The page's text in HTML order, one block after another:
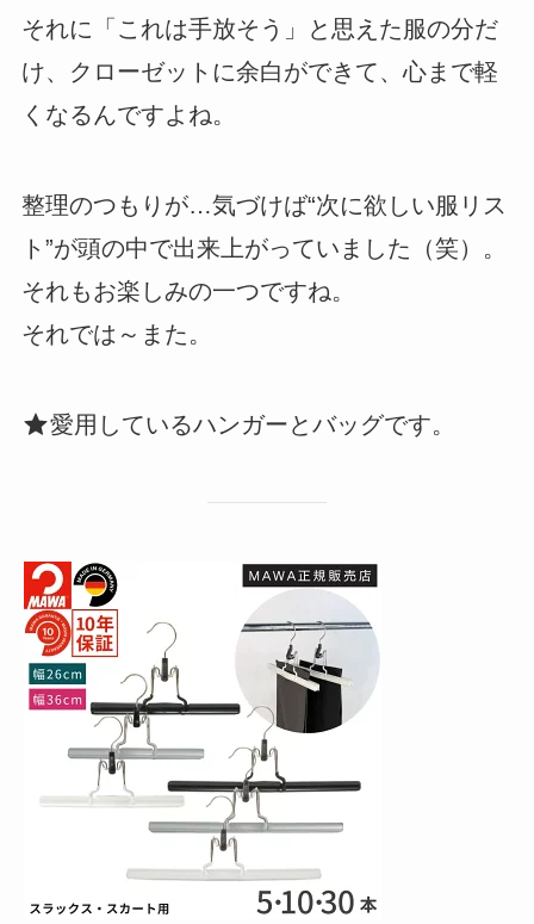
それに「これは手放そう」と思えた服の分だ
け、クローゼットに余白ができて、心まで軽
くなるんですよね。
整理のつもりが…気づけば“次に欲しい服リス
ト”が頭の中で出来上がっていました（笑）。
それもお楽しみの一つですね。
それでは～また。
愛用しているハンガーとバッグです。